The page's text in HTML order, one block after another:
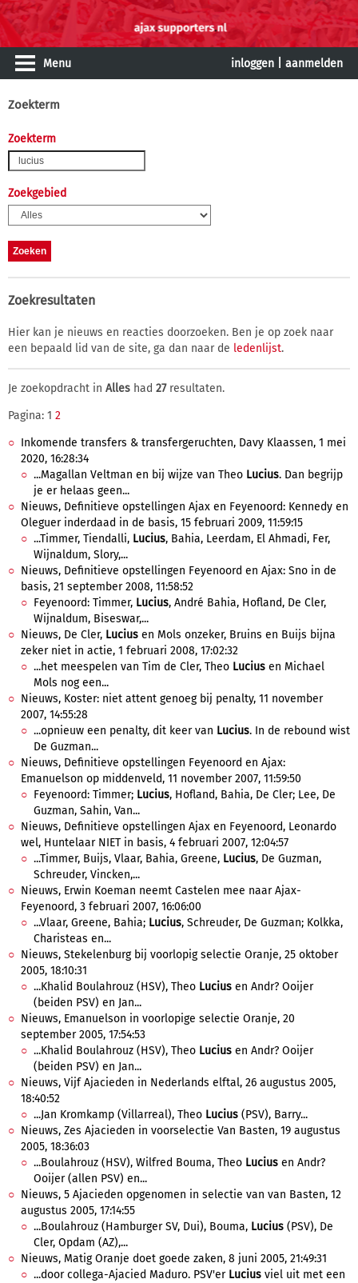
Menu inloggen aanmelden
Zoekterm
Zoekterm
Zoekgebied
Zoekresultaten
Hier kan je nieuws en reacties doorzoeken. Ben je op zoek naar
een bepaald lid van de site, ga dan naar de ledenlijst.
Je zoekopdracht in Alles had 27resultaten.
Pagina: 1 2
Inkomende transfers & transfergeruchten, Davy Klaassen, 1 mei
2020, 16:28:34
...Magallan Veltman en bij wijze van Theo Lucius. Dan begrijp
je er helaas geen...
Nieuws, Definitieve opstellingen Ajax en Feyenoord: Kennedy en
Oleguer inderdaad in de basis, 15 februari 2009, 11:59:15
...Timmer, Tiendalli, Lucius, Bahia, Leerdam, El Ahmadi, Fer,
Wijnaldum, Slory,...
Nieuws, Definitieve opstellingen Feyenoord en Ajax: Sno in de
basis, 21 september 2008, 11:58:52
Feyenoord: Timmer, Lucius, André Bahia, Hofland, De Cler,
Wijnaldum, Biseswar,...
Nieuws, De Cler, Lucius en Mols onzeker, Bruins en Buijs bijna
zeker niet in actie, 1 februari 2008, 17:02:32
...het meespelen van Tim de Cler, Theo Lucius en Michael
Mols nog een...
Nieuws, Koster: niet attent genoeg bij penalty, 11 november
2007, 14:55:28
...opnieuw een penalty, dit keer van Lucius. In de rebound wist
De Guzman...
Nieuws, Definitieve opstellingen Feyenoord en Ajax:
Emanuelson op middenveld, 11 november 2007, 11:59:50
Feyenoord: Timmer; Lucius, Hofland, Bahia, De Cler; Lee, De
Guzman, Sahin, Van...
Nieuws, Definitieve opstellingen Ajax en Feyenoord, Leonardo
wel, Huntelaar NIET in basis, 4 februari 2007, 12:04:57
...Timmer, Buijs, Vlaar, Bahia, Greene, Lucius, De Guzman,
Schreuder, Vincken,...
Nieuws, Erwin Koeman neemt Castelen mee naar Ajax-
Feyenoord, 3 februari 2007, 16:06:00
...Vlaar, Greene, Bahia; Lucius, Schreuder, De Guzman; Kolkka,
Charisteas en...
Nieuws, Stekelenburg bij voorlopig selectie Oranje, 25 oktober
2005, 18:10:31
...Khalid Boulahrouz (HSV), Theo Lucius en Andr? Ooijer
(beiden PSV) en Jan...
Nieuws, Emanuelson in voorlopige selectie Oranje, 20
september 2005, 17:54:53
...Khalid Boulahrouz (HSV), Theo Lucius en Andr? Ooijer
(beiden PSV) en Jan...
Nieuws, Vijf Ajacieden in Nederlands elftal, 26 augustus 2005,
18:40:52
...Jan Kromkamp (Villarreal), Theo Lucius (PSV), Barry...
Nieuws, Zes Ajacieden in voorselectie Van Basten, 19 augustus
2005, 18:36:03
...Boulahrouz (HSV), Wilfred Bouma, Theo Lucius en Andr?
Ooijer (allen PSV) en...
Nieuws, 5 Ajacieden opgenomen in selectie van van Basten, 12
augustus 2005, 17:14:55
...Boulahrouz (Hamburger SV, Dui), Bouma, Lucius (PSV), De
Cler, Opdam (AZ),...
Nieuws, Matig Oranje doet goede zaken, 8 juni 2005, 21:49:31
...door collega-Ajacied Maduro. PSV'er Lucius viel uit met een